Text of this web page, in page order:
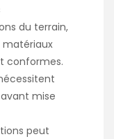
du terrain,
matériaux
conformes.
mise
peut